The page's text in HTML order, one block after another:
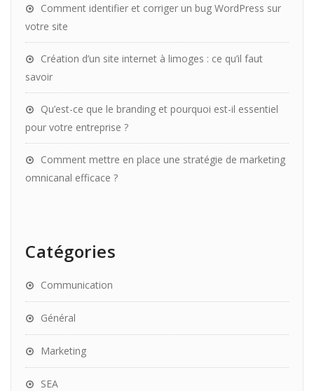
Comment identifier et corriger un bug WordPress sur
votre site
Création d’un site internet à limoges : ce qu’il faut
savoir
Qu’est-ce que le branding et pourquoi est-il essentiel
pour votre entreprise ?
Comment mettre en place une stratégie de marketing
omnicanal efficace ?
Catégories
Communication
Général
Marketing
SEA